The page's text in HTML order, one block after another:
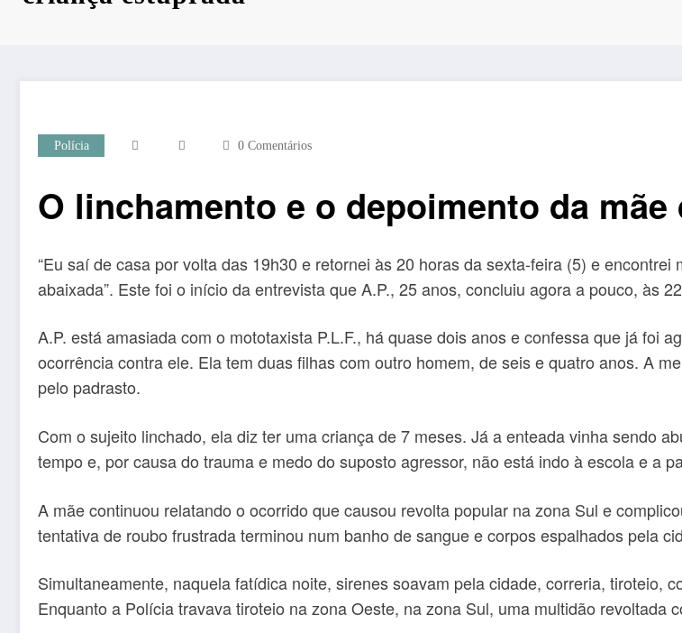
Polícia 0 Comentários
O linchamento e o depoimento da
“Eu saí de casa por volta das 19h30 e retornei às 20 horas da sexta-feira (5) e
abaixada”. Este foi o início da entrevista que A.P., 25 anos, concluiu agora a pouco, às
A.P. está amasiada com o mototaxista P.L.F., há quase dois anos e confessa que já foi
ocorrência contra ele. Ela tem duas filhas com outro homem, de seis e quatro anos. A
pelo padrasto.
Com o sujeito linchado, ela diz ter uma criança de 7 meses. Já a enteada vinha sendo
tempo e, por causa do trauma e medo do suposto agressor, não está indo à escola e a
A mãe continuou relatando o ocorrido que causou revolta popular na zona Sul e
tentativa de roubo frustrada terminou num banho de sangue e corpos espalhados pela
Simultaneamente, naquela fatídica noite, sirenes soavam pela cidade, correria, tiroteio,
Enquanto a Polícia travava tiroteio na zona Oeste, na zona Sul, uma multidão revoltada